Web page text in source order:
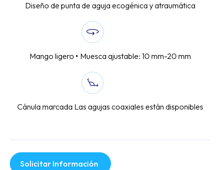
Diseño de punta de aguja ecogénica y atraumática
Mango ligero ‣ Muesca ajustable: 10 mm-20 mm
Cánula marcada Las agujas coaxiales están disponibles
Solicitar Información